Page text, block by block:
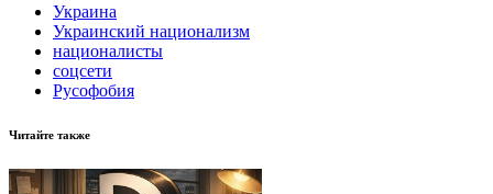
Украина
Украинский национализм
националисты
соцсети
Русофобия
Читайте также